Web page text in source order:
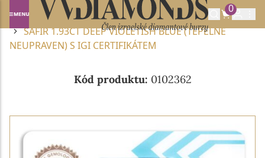
0
Domů DRAHOKAMY A POLODRAHOKAMY
SAFÍR
SAFÍR 1.93CT DEEP VIOLETISH BLUE (TEPELNĚ
NEUPRAVEN) S IGI CERTIFIKÁTEM
Kód produktu: 0102362